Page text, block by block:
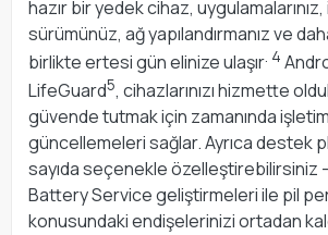
hazır bir yedek cihaz,
sürümünüz, ağ yapılandırmanız ve
birlikte ertesi gün elinize ulaşır . 4
LifeGuard5, cihazlarınızı hizmette
güvende tutmak için zamanında
güncellemeleri sağlar. Ayrıca destek
sayıda seçenekle özelleştirebilirsiniz
Battery Service geliştirmeleri ile pil
konusundaki endişelerinizi ortadan